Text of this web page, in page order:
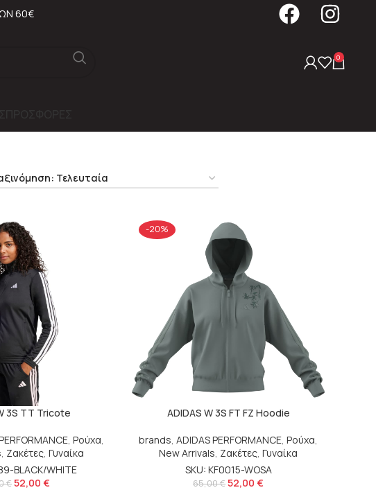
60€
0
3S TT Tricote
,Ρούχα,
, Ζακέτες,Γυναίκα
BLACK/WHITE
€52,00 €
ADIDAS W 3S FT FZ Hoodie
brands,ADIDAS PERFORMANCE,Ρούχα,
New Arrivals, Ζακέτες,Γυναίκα
SKU: KF0015-WOSA
65,00€52,00 €
-20%